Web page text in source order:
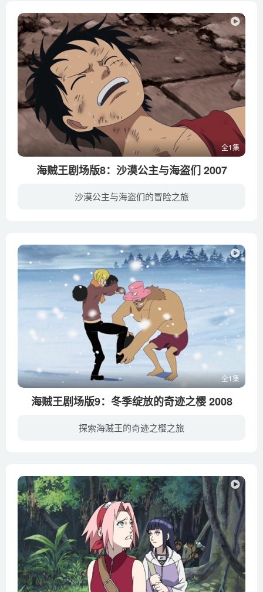
全1集
海贼王剧场版8：沙漠公主与海盗们 2007
沙漠公主与海盗们的冒险之旅
全1集
海贼王剧场版9：冬季绽放的奇迹之樱 2008
探索海贼王的奇迹之樱之旅